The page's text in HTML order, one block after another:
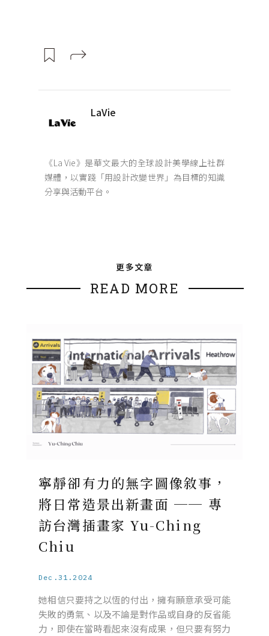
LaVie
《La Vie》是華文最大的全球設計美學線上社群
媒體，以實踐「用設計改變世界」為目標的知識
分享與活動平台。
更多文章
READ MORE
寧靜卻有力的無字圖像敘事，
將日常造景出新畫面 ── 專
訪台灣插畫家 Yu-Ching
Chiu
Dec.31.2024
她相信只要持之以恆的付出，擁有願意承受可能
失敗的勇氣、以及不論是對作品或自身的反省能
力，即使在當時看起來沒有成果，但只要有努力